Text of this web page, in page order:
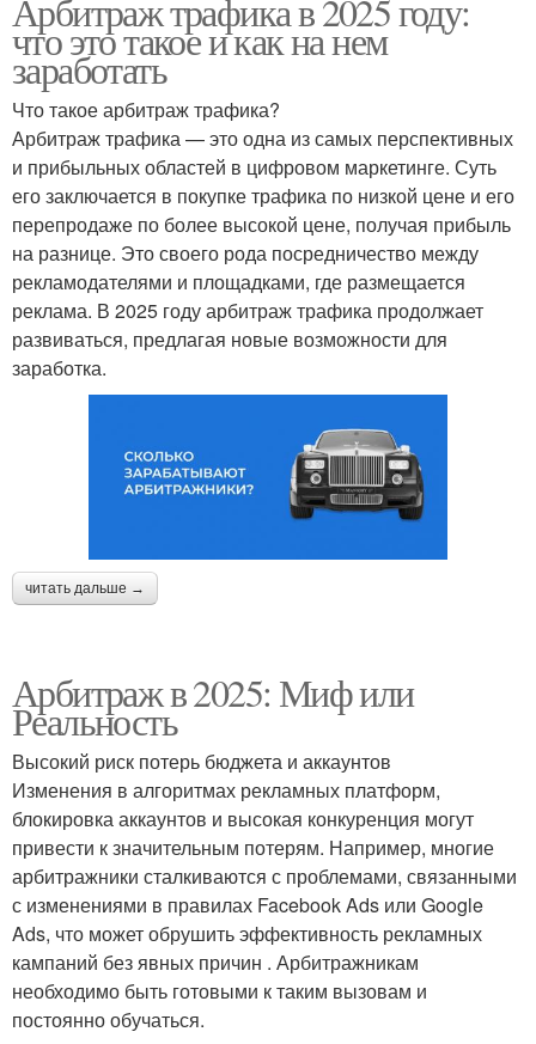
Арбитраж трафика в 2025 году:
что это такое и как на нем
заработать
Что такое арбитраж трафика?
Арбитраж трафика — это одна из самых перспективных
и прибыльных областей в цифровом маркетинге. Суть
его заключается в покупке трафика по низкой цене и его
перепродаже по более высокой цене, получая прибыль
на разнице. Это своего рода посредничество между
рекламодателями и площадками, где размещается
реклама. В 2025 году арбитраж трафика продолжает
развиваться, предлагая новые возможности для
заработка.
читать дальше →
Арбитраж в 2025: Миф или
Реальность
Высокий риск потерь бюджета и аккаунтов
Изменения в алгоритмах рекламных платформ,
блокировка аккаунтов и высокая конкуренция могут
привести к значительным потерям. Например, многие
арбитражники сталкиваются с проблемами, связанными
с изменениями в правилах Facebook Ads или Google
Ads, что может обрушить эффективность рекламных
кампаний без явных причин . Арбитражникам
необходимо быть готовыми к таким вызовам и
постоянно обучаться.